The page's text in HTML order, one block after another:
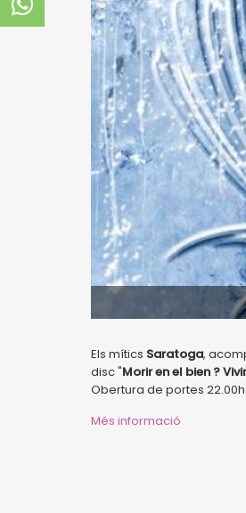
Els mítics Saratoga,
disc "Morir en el bien ?
Obertura de portes
Més informació